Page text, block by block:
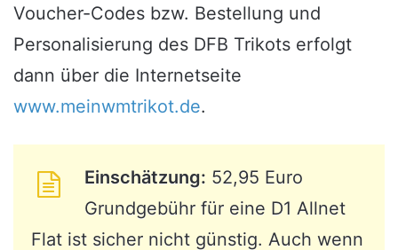
Voucher-Codes bzw. Bestellung und
Personalisierung des DFB Trikots erfolgt
dann über die Internetseite
www.meinwmtrikot.de.
Einschätzung: 52,95 Euro
Grundgebühr für eine D1 Allnet
Flat ist sicher nicht günstig. Auch wenn